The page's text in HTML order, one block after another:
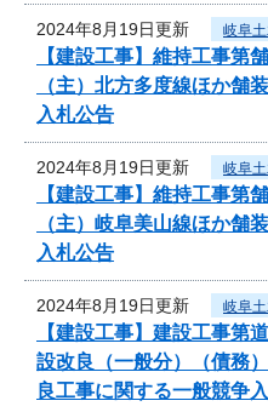
2024年8月19日更新 岐阜
【建設工事】維持工事
（主）北方多度線ほか舗
入札公告
2024年8月19日更新 岐阜
【建設工事】維持工事
（主）岐阜美山線ほか舗
入札公告
2024年8月19日更新 岐阜
【建設工事】建設工事
設改良（一般分）（債務
良工事に関する一般競争